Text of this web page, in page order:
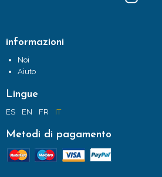
informazioni
Noi
Aiuto
Lingue
ES EN FR IT
Metodi di pagamento